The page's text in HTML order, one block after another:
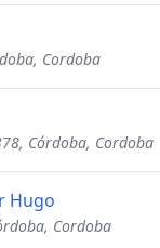
Cordoba
Córdoba, Cordoba
Hugo
Cordoba